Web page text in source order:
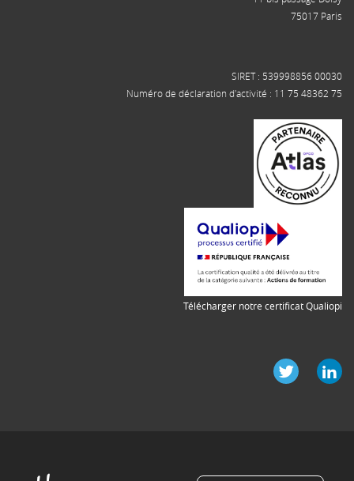
75017 Paris
SIRET : 539998856 00030
Numéro de déclaration d'activité : 11 75 48362 75
Télécharger notre certificat Qualiopi